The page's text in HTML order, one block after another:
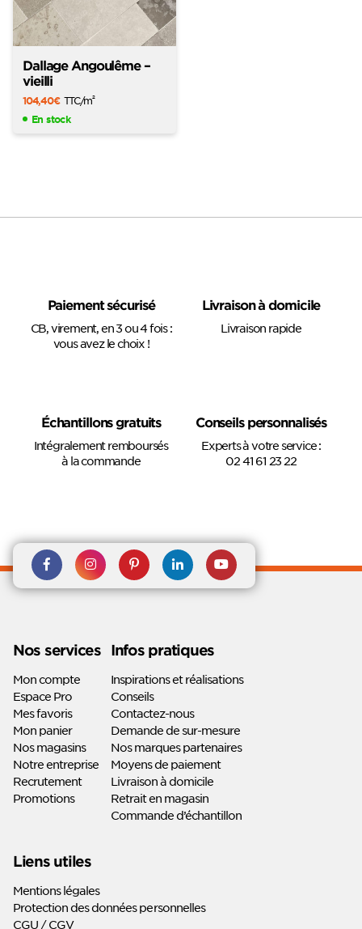
Dallage Angoulême –
vieilli
104,40€ TTC/m2
En stock
Paiement sécurisé
CB, virement, en 3 ou 4 fois :
vous avez le choix !
Livraison à domicile
Livraison rapide
Échantillons gratuits
Intégralement remboursés
à la commande
Conseils personnalisés
Experts à votre service :
02 41 61 23 22
Rejoignez nous sur Facebook
Suivez-nous sur
Instagram
Suivez-nous sur
Pinterest
Suivez-
nous sur
Suivez-
nous sur
Nos services
Mon compte
Espace Pro
Mes favoris
Mon panier
Nos magasins
Notre entreprise
Recrutement
Promotions
Infos pratiques
Inspirations et réalisations
Conseils
Contactez-nous
Demande de sur-mesure
Nos marques partenaires
Moyens de paiement
Livraison à domicile
Retrait en magasin
Commande d’échantillon
Liens utiles
Mentions légales
Protection des données personnelles
CGU / CGV